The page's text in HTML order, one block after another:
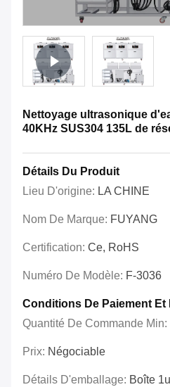
Nettoyage ultrasonique
40KHz SUS304 135L de
Détails Du Produit
Lieu D'origine: LA CHINE
Nom De Marque: FUYANG
Certification: Ce, RoHS
Numéro De Modèle: F-3036
Conditions De Paiement Et
Quantité De Commande Min:
Prix: Négociable
Détails D'emballage: Boîte